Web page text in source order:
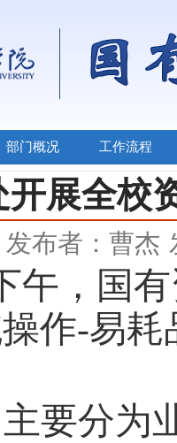
部门概况 工作流程
开展全校
发布者：曹杰
午 ，国
作-易耗
要分为